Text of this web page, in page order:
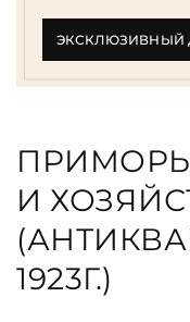
ЭКСКЛЮЗИВНЫЙ
И
1923Г.)